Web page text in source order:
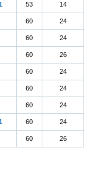
53 14
60 24
60 24
60 26
60 24
60 24
60 24
60 24
60 26